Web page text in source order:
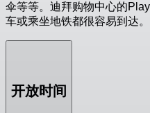
伞等等。迪拜购物中心的
车或乘坐地铁都很容易到达。
开放时间